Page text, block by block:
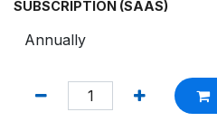
SUBSCRIPTION (SAAS)